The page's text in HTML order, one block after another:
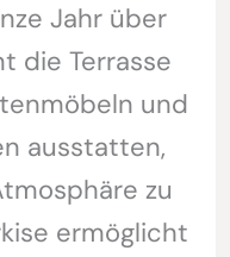
Jahr über
die Terrasse
und
ausstatten,
zu
ermöglicht